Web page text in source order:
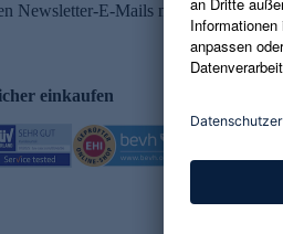
Newsletter-E-Mails möglich.
einkaufen